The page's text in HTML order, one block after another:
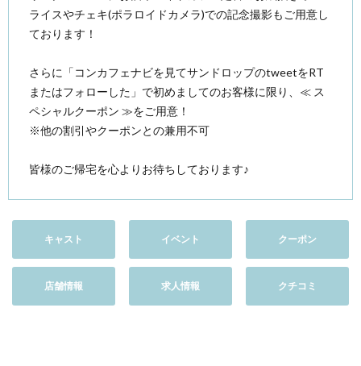
ライスやチェキ(ポラロイドカメラ)での記念撮影もご用意し
ております！
さらに「コンカフェナビを見てサンドロップのtweetをRT
またはフォローした」で初めましてのお客様に限り、≪ ス
ペシャルクーポン ≫をご用意！
※他の割引やクーポンとの兼用不可
皆様のご帰宅を心よりお待ちしております♪
キャスト イベント クーポン
店舗情報 求人情報 クチコミ